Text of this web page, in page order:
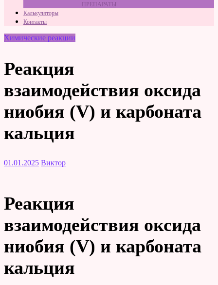
ПРЕПАРАТЫ
Калькуляторы
Контакты
Химические реакции
Реакция
взаимодействия оксида
ниобия (V) и карбоната
кальция
01.01.2025 Виктор
Реакция
взаимодействия оксида
ниобия (V) и карбоната
кальция